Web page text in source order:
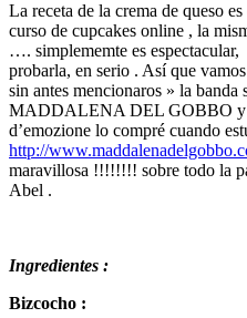
La receta de la crema de queso
curso de cupcakes online , la
…. simplememte es
probarla, en serio . Así que
sin antes mencionaros » la
MADDALENA DEL GOBBO y
d’emozione lo compré cuando
http://
maravillosa !!!!!!!! sobre todo la
Abel .
Ingredientes :
Bizcocho :